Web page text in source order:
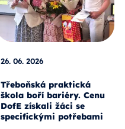
26. 06. 2026
Třeboňská praktická
škola boří bariéry. Cenu
DofE získali žáci se
specifickými potřebami